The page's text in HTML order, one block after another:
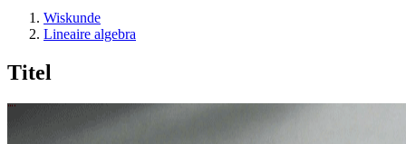
Wiskunde
Lineaire algebra
Titel